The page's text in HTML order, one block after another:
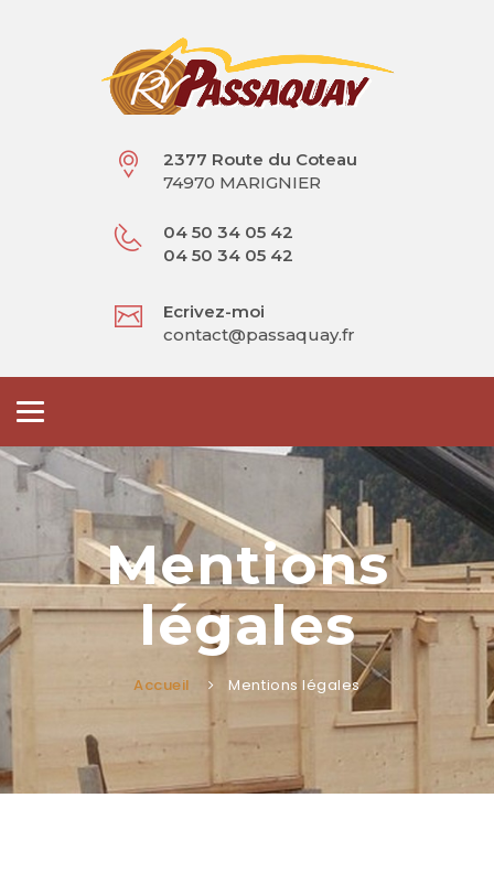
2377 Route du Coteau
74970 MARIGNIER
04 50 34 05 42
04 50 34 05 42
Ecrivez-moi
contact@passaquay.fr
Toggle
navigation
Mentions
légales
Accueil Mentions légales